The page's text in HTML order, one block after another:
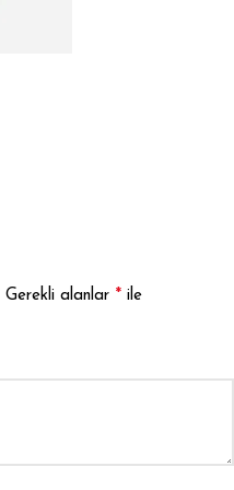
Gerekli alanlar * ile